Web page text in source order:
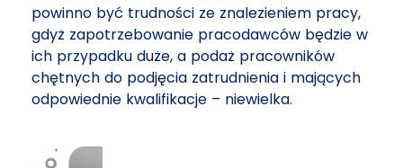
powinno być trudności ze znalezieniem pracy,
gdyż zapotrzebowanie pracodawców będzie w
ich przypadku duże, a podaż pracowników
chętnych do podjęcia zatrudnienia i mających
odpowiednie kwalifikacje – niewielka.